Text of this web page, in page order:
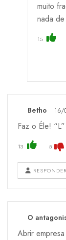
muito
nada
15
Betho 16/
Faz o Éle! “L”
13 5
RESPONDER
O
Abrir